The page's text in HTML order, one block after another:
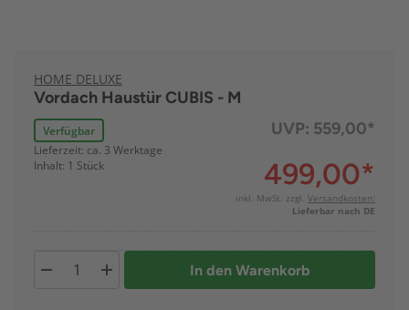
HOME DELUXE
Vordach Haustür CUBIS - M
Verfügbar
Lieferzeit: ca. 3 Werktage
Inhalt: 1 Stück
UVP: 559,00*
499,00*
inkl. MwSt. zzgl. Versandkosten:
Lieferbar nach DE
In den Warenkorb